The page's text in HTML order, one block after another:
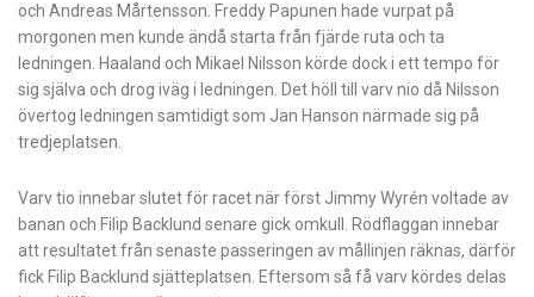
och Andreas Mårtensson. Freddy Papunen hade vurpat på
morgonen men kunde ändå starta från fjärde ruta och ta
ledningen. Haaland och Mikael Nilsson körde dock i ett tempo för
sig själva och drog iväg i ledningen. Det höll till varv nio då Nilsson
övertog ledningen samtidigt som Jan Hanson närmade sig på
tredjeplatsen.
Varv tio innebar slutet för racet när först Jimmy Wyrén voltade av
banan och Filip Backlund senare gick omkull. Rödflaggan innebar
att resultatet från senaste passeringen av mållinjen räknas, därför
fick Filip Backlund sjätteplatsen. Eftersom så få varv kördes delas